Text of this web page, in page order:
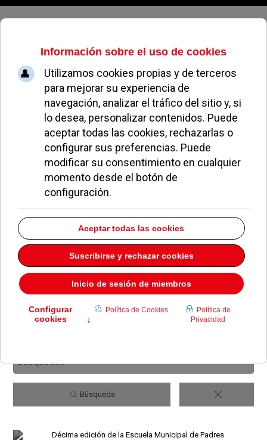
Viernes, 07 de agosto de 2026
Archivo Mensual
volver a archivo mensual
Octubre 2004
Welcome to our Archives page. On this page you will find totaly
our articles broken down into Months and Years.
Búsqueda